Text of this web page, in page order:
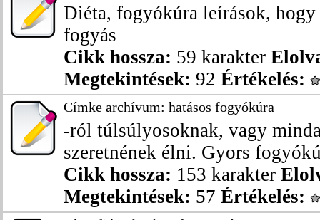
Diéta, fogyókúra leírások, hogy
fogyás
Cikk hossza: 59 karakter
Megtekintések: 92 Értékelés:
Címke archívum: hatásos fogyókúra
-ról túlsúlyosoknak, vagy
szeretnének élni. Gyors
Cikk hossza: 153 karakter
Megtekintések: 57 Értékelés: